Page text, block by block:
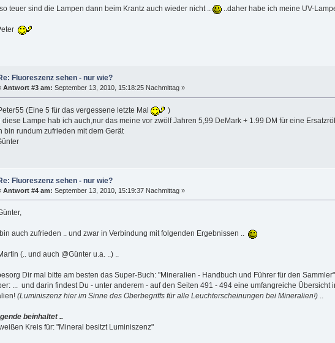
teuer sind die Lampen dann beim Krantz auch wieder nicht .. ..daher habe ich meine UV-
Fluoreszenz sehen - nur wie?
Antwort #3 am: September 13, 2010, 15:18:25 Nachmittag »
(Eine 5 für das vergessene letzte Mal
)
diese Lampe hab ich auch,nur das meine vor zwölf Jahren 5,99 DeMark + 1.99 DM für eine
bin rundum zufrieden mit dem Gerät
Fluoreszenz sehen - nur wie?
Antwort #4 am: September 13, 2010, 15:19:37 Nachmittag »
auch zufrieden .. und zwar in Verbindung mit folgenden Ergebnissen ..
(.. und auch @Günter u.a. ..) ..
Dir mal bitte am besten das Super-Buch: "Mineralien - Handbuch und Führer für den
... und darin findest Du - unter anderem - auf den Seiten 491 - 494 eine umfangreiche
(Luminiszenz hier im Sinne des Oberbegriffs für alle Leuchterscheinungen bei Mineralien!) ..
beinhaltet ..
Kreis für: "Mineral besitzt Luminiszenz"